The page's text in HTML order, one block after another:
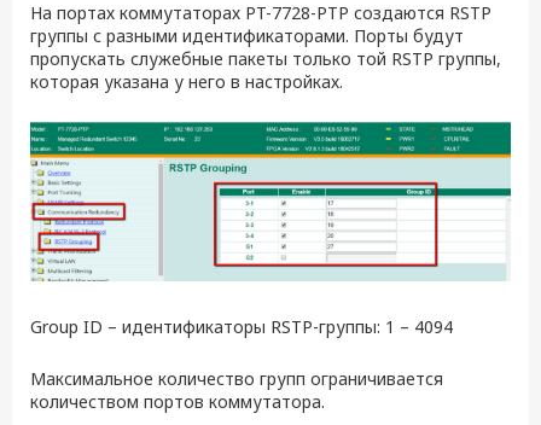
На портах коммутаторах PT-7728-PTP создаются RSTP
группы с разными идентификаторами. Порты будут
пропускать служебные пакеты только той RSTP группы,
которая указана у него в настройках.
Group ID – идентификаторы RSTP-группы: 1 – 4094
Максимальное количество групп ограничивается
количеством портов коммутатора.